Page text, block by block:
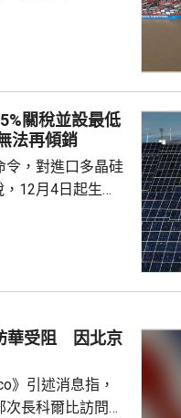
預期的1071億美
機倍增 海關
關稅並設最低
法再傾銷
令，對進口多晶硅
，12月4日起生
硅每公斤21美
在美國建設、翻
陽能電池等生產設
華受阻 因北京
》引述消息指，
長科爾比訪問中